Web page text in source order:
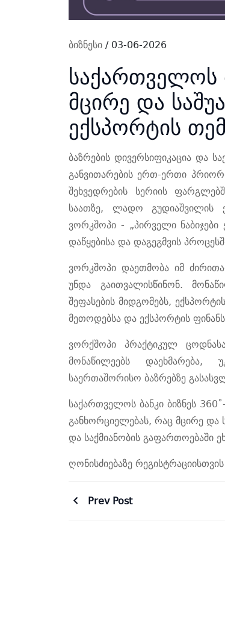
ბიზნესი / 03-06-2026
საქართველოს
მცირე და
ექსპორტის
ბაზრების დივერსიფიკაცია და
განვითარების ერთ-ერთი
შეხვედრების
სერიის
საათზე, ლადო გუდიაშვილის
ვორკშოპი - „პირველი ნაბიჯები
დაწყებისა და დაგეგმვის
ვორკშოპი დაეთმობა იმ
უნდა
გაითვალისწინონ.
შეფასების მიდგომებს, ექსპორტის
მეთოდებსა და ექსპორტის
ვორქშოპი პრაქტიკულ
მონაწილეებს
დაეხმარება,
საერთაშორისო ბაზრებზე
საქართველოს ბანკი ბიზნეს360˚-
განხორციელებას, რაც მცირე და
და საქმიანობის გაფართოებაში
ღონისძიებაზე
Prev Post